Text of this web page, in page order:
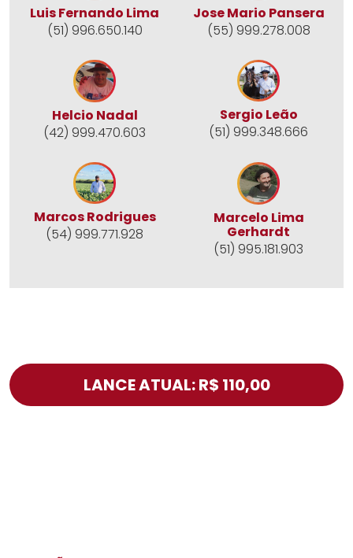
Luis Fernando Lima
(51) 996.650.140
Jose Mario Pansera
(55) 999.278.008
Helcio Nadal
(42) 999.470.603
Sergio Leão
(51) 999.348.666
Marcos Rodrigues
(54) 999.771.928
Marcelo Lima
Gerhardt
(51) 995.181.903
LANCE ATUAL: R$ 110,00